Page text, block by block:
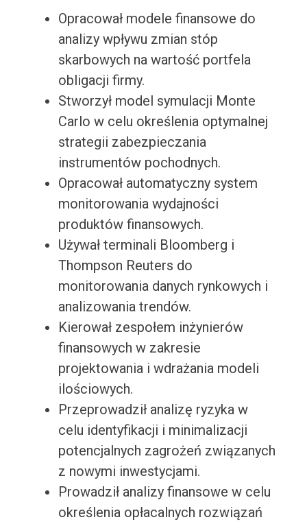
Opracował modele finansowe do
analizy wpływu zmian stóp
skarbowych na wartość portfela
obligacji firmy.
Stworzył model symulacji Monte
Carlo w celu określenia optymalnej
strategii zabezpieczania
instrumentów pochodnych.
Opracował automatyczny system
monitorowania wydajności
produktów finansowych.
Używał terminali Bloomberg i
Thompson Reuters do
monitorowania danych rynkowych i
analizowania trendów.
Kierował zespołem inżynierów
finansowych w zakresie
projektowania i wdrażania modeli
ilościowych.
Przeprowadził analizę ryzyka w
celu identyfikacji i minimalizacji
potencjalnych zagrożeń związanych
z nowymi inwestycjami.
Prowadził analizy finansowe w celu
określenia opłacalnych rozwiązań